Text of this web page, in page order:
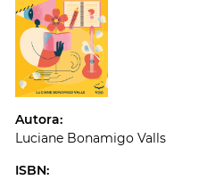
Autora:
Luciane Bonamigo Valls
ISBN: